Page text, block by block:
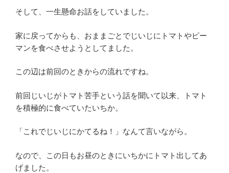
そして、一生懸命お話をしていました。
家に戻ってからも、おままごとでじいじにトマトやピー
マンを食べさせようとしてました。
この辺は前回のときからの流れですね。
前回じいじがトマト苦手という話を聞いて以来、トマト
を積極的に食べていたいちか。
「これでじいじにかてるね！」なんて言いながら。
なので、この日もお昼のときにいちかにトマト出してあ
げました。